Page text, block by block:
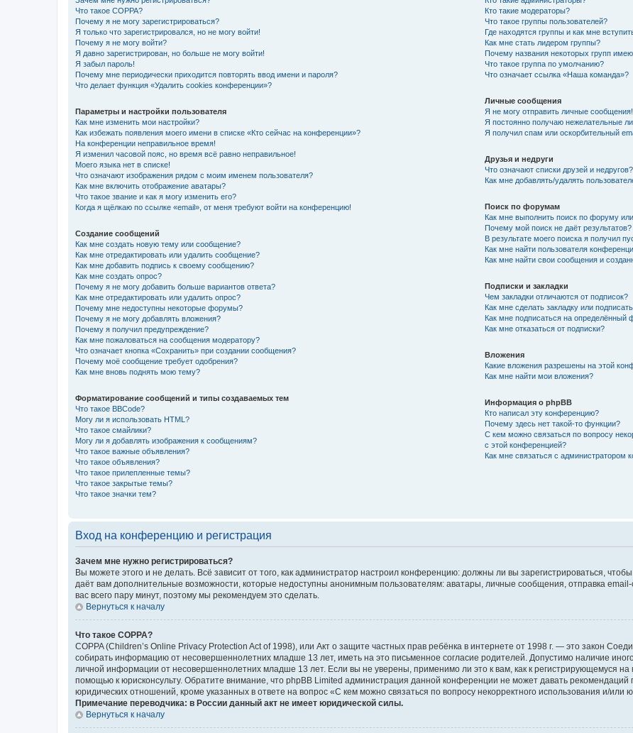
Что такое COPPA?
Почему я не могу зарегистрироваться?
Я только что зарегистрировался, но не могу войти!
Почему я не могу войти?
Я давно зарегистрирован, но больше не могу войти!
Я забыл пароль!
Почему мне периодически приходится повторять ввод имени и пароля?
Что делает функция «Удалить cookies конференции»?
Параметры и настройки пользователя
Как мне изменить мои настройки?
Как избежать появления моего имени в списке «Кто сейчас на конференции»?
На конференции неправильное время!
Я изменил часовой пояс, но время всё равно неправильное!
Моего языка нет в списке!
Что означают изображения рядом с моим именем пользователя?
Как мне включить отображение аватары?
Что такое звание и как я могу изменить его?
Когда я щёлкаю по ссылке «email», от меня требуют войти на конференцию!
Создание сообщений
Как мне создать новую тему или сообщение?
Как мне отредактировать или удалить сообщение?
Как мне добавить подпись к своему сообщению?
Как мне создать опрос?
Почему я не могу добавить больше вариантов ответа?
Как мне отредактировать или удалить опрос?
Почему мне недоступны некоторые форумы?
Почему я не могу добавлять вложения?
Почему я получил предупреждение?
Как мне пожаловаться на сообщения модератору?
Что означает кнопка «Сохранить» при создании сообщения?
Почему моё сообщение требует одобрения?
Как мне вновь поднять мою тему?
Форматирование сообщений и типы создаваемых тем
Что такое BBCode?
Могу ли я использовать HTML?
Что такое смайлики?
Могу ли я добавлять изображения к сообщениям?
Что такое важные объявления?
Что такое объявления?
Что такое прилепленные темы?
Что такое закрытые темы?
Что такое значки тем?
Кто такие модераторы?
Что такое группы пользователей?
Где находятся группы и как мне
Как мне стать лидером группы?
Почему названия некоторых групп
Что такое группа по умолчанию?
Что означает ссылка «Наша команда»?
Личные сообщения
Я не могу отправить личные сообщения!
Я постоянно получаю нежелательные
Я получил спам или оскорбительный
Друзья и недруги
Что означают списки друзей и недругов?
Как мне добавлять/удалять
Поиск по форумам
Как мне выполнить поиск по форуму
Почему мой поиск не даёт результатов?
В результате моего поиска я получил
Как мне найти пользователя
Как мне найти свои сообщения и
Подписки и закладки
Чем закладки отличаются от подписок?
Как мне сделать закладку или
Как мне подписаться на определённый
Как мне отказаться от подписки?
Вложения
Какие вложения разрешены на этой
Как мне найти мои вложения?
Информация о phpBB
Кто написал эту конференцию?
Почему здесь нет такой-то функции?
С кем можно связаться по вопросу
с этой конференцией?
Как мне связаться с администратором
Вход на конференцию и регистрация
Зачем мне нужно регистрироваться?
Вы можете этого и не делать. Всё зависит от того, как администратор настроил конференцию: должны ли вы зарегистрироваться,
даёт вам дополнительные возможности, которые недоступны анонимным пользователям: аватары, личные сообщения, отправка email-
вас всего пару минут, поэтому мы рекомендуем это сделать.
Вернуться к началу
Что такое COPPA?
COPPA (Children’s Online Privacy Protection Act of 1998), или Акт о защите частных прав ребёнка в интернете от 1998 г. — это закон
собирать информацию от несовершеннолетних младше 13 лет, иметь на это письменное согласие родителей. Допустимо наличие
личной информации от несовершеннолетних младше 13 лет. Если вы не уверены, применимо ли это к вам, как к регистрирующемуся
помощью к юрисконсульту. Обратите внимание, что phpBB Limited администрация данной конференции не может давать
юридических отношений, кроме указанных в ответе на вопрос «С кем можно связаться по вопросу некорректного использования и/
Примечание переводчика: в России данный акт не имеет юридической силы.
Вернуться к началу